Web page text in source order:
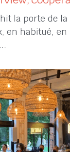
·
en habitué, en